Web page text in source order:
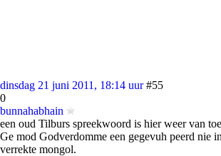
dinsdag 21 juni 2011, 18:14 uur #55
0
bunnahabhain
een oud Tilburs spreekwoord is hier weer van
Ge mod Godverdomme een gegevuh peerd nie
verrekte mongol.